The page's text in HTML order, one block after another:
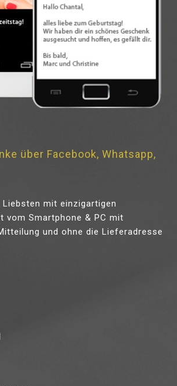
über Facebook, Whatsapp,
Liebsten mit einzigartigen
vom Smartphone & PC mit
und ohne die Lieferadresse